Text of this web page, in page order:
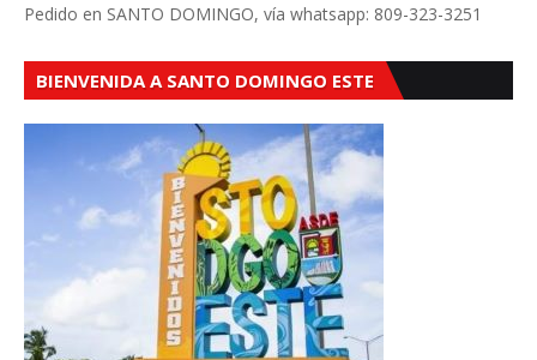
Pedido en SANTO DOMINGO, vía whatsapp: 809-323-3251
BIENVENIDA A SANTO DOMINGO ESTE